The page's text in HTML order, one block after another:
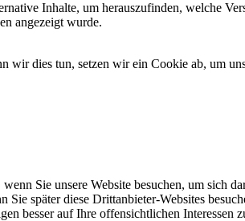
Inhalte, um herauszufinden, welche
angezeigt wurde.
wir dies tun, setzen wir ein Cookie ab, um
Sie unsere Website besuchen, um sich
Sie später diese Drittanbieter-Websites
besser auf Ihre offensichtlichen Interessen